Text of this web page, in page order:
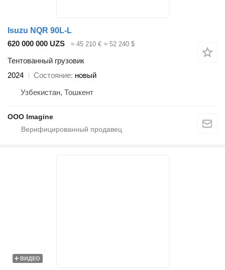
Isuzu NQR 90L-L
620 000 000 UZS
≈ 45 210 € ≈ 52 240 $
Тентованный грузовик
2024
Состояние новый
Узбекистан, Тошкент
OOO Imagine
ВИДЕО